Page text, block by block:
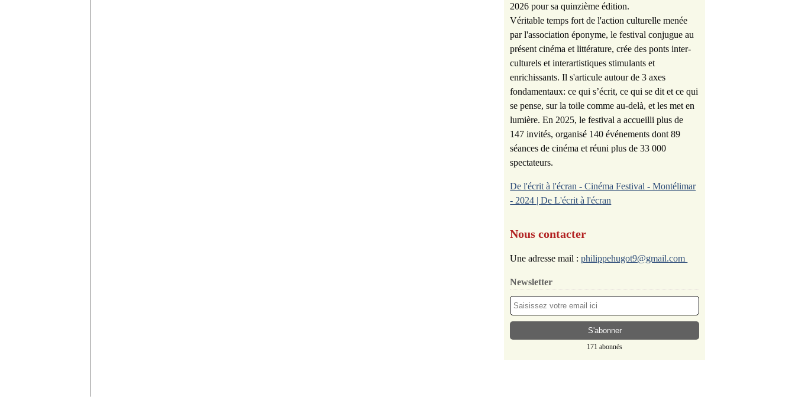
2026 pour sa quinzième édition.
Véritable temps fort de l'action culturelle menée
par l'association éponyme, le festival conjugue au
présent cinéma et littérature, crée des ponts inter-
culturels et interartistiques stimulants et
enrichissants. Il s'articule autour de 3 axes
fondamentaux: ce qui s’écrit, ce qui se dit et ce qui
se pense, sur la toile comme au-delà, et les met en
lumière. En 2025, le festival a accueilli plus de
147 invités, organisé 140 événements dont 89
séances de cinéma et réuni plus de 33 000
spectateurs.
De l'écrit à l'écran - Cinéma Festival - Montélimar
- 2024 | De L'écrit à l'écran
Nous contacter
Une adresse mail :philippehugot9@gmail.com
Newsletter
171 abonnés